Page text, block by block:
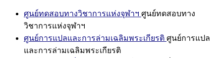
ศูนย์ทดสอบทางวิชาการแห่งจุฬาฯ ศูนย์ทดสอบทาง
วิชาการแห่งจุฬาฯ
ศูนย์การแปลและการล่ามเฉลิมพระเกียรติ ศูนย์การแปล
และการล่ามเฉลิมพระเกียรติ